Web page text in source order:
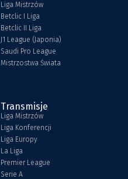
Liga Mistrzów
Betclic I Liga
Betclic II Liga
J1 League (Japonia)
Saudi Pro League
Mistrzostwa Świata
Transmisje
Liga Mistrzów
Liga Konferencji
Liga Europy
La Liga
Premier League
Serie A